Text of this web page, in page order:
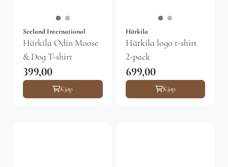
Seeland International
Härkila Odin Moose
& Dog T-shirt
399,00
Kjøp
Härkila
Härkila logo t-shirt
2-pack
699,00
Kjøp